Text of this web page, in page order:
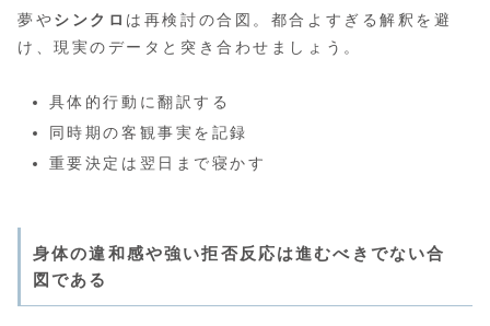
夢やシンクロ は再検討の合図。都合よすぎる解釈を避
け、現実のデータと突き合わせましょう。
具体的行動に翻訳する
同時期の客観事実を記録
重要決定は翌日まで寝かす
身体の違和感や強い拒否反応は進むべきでない合
図である